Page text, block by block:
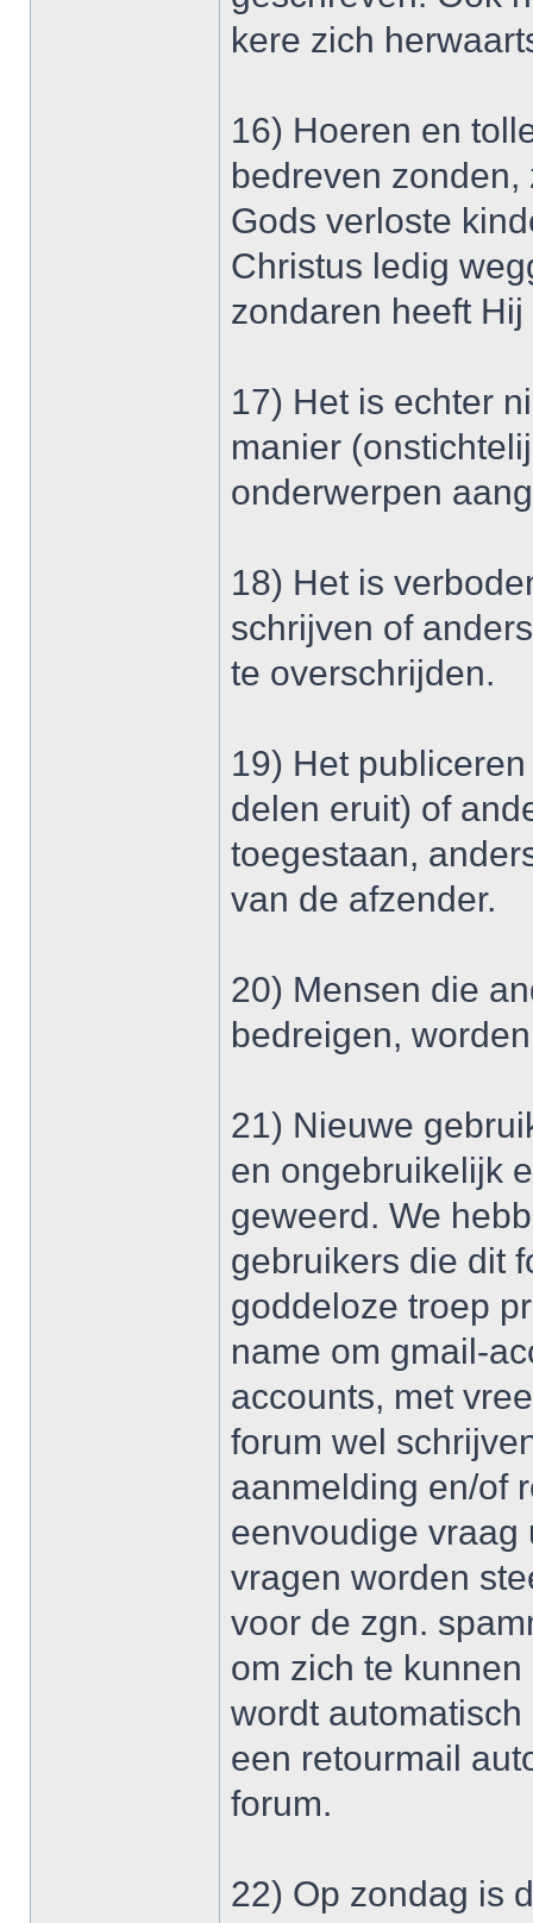
kere zich
16) Hoeren en
bedreven
Gods verloste
Christus ledig
zondaren heeft
17) Het is echter
manier
onderwerpen
18) Het is
schrijven of
te overschrijden.
19) Het
delen eruit) of
toegestaan,
van de afzender.
20) Mensen die
bedreigen,
21) Nieuwe
en ongebruikelijk
geweerd. We
gebruikers die dit
goddeloze troep
name om gmail-
accounts, met
forum wel
aanmelding en/of
eenvoudige vraag
vragen worden
voor de zgn.
om zich te
wordt
een retourmail
forum.
22) Op zondag is